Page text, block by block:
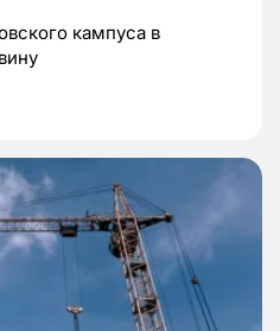
кампуса в